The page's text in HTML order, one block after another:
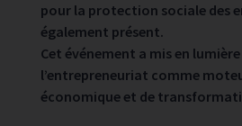
pour la protection sociale des
également présent.
Cet événement a mis en
l’entrepreneuriat comme
économique et de